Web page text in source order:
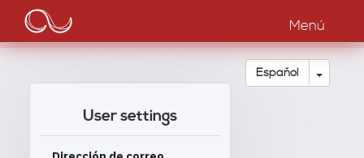
Pasar
contenido
principal
Main
navigation
Menú
Español Toggle
User settings